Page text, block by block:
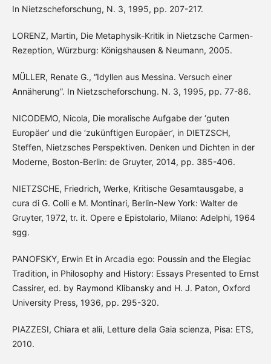
In Nietzscheforschung, N. 3, 1995, pp. 207-217.
LORENZ, Martin, Die Metaphysik-Kritik in Nietzsche Carmen-
Rezeption, Würzburg: Königshausen & Neumann, 2005.
MÜLLER, Renate G., “Idyllen aus Messina. Versuch einer
Annäherung”. In Nietzscheforschung. N. 3, 1995, pp. 77-86.
NICODEMO, Nicola, Die moralische Aufgabe der ‘guten
Europäer’ und die ‘zukünftigen Europäer’, in DIETZSCH,
Steffen, Nietzsches Perspektiven. Denken und Dichten in der
Moderne, Boston-Berlin: de Gruyter, 2014, pp. 385-406.
NIETZSCHE, Friedrich, Werke, Kritische Gesamtausgabe, a
cura di G. Colli e M. Montinari, Berlin-New York: Walter de
Gruyter, 1972, tr. it. Opere e Epistolario, Milano: Adelphi, 1964
sgg.
PANOFSKY, Erwin Et in Arcadia ego: Poussin and the Elegiac
Tradition, in Philosophy and History: Essays Presented to Ernst
Cassirer, ed. by Raymond Klibansky and H. J. Paton, Oxford
University Press, 1936, pp. 295-320.
PIAZZESI, Chiara et alii, Letture della Gaia scienza, Pisa: ETS,
2010.